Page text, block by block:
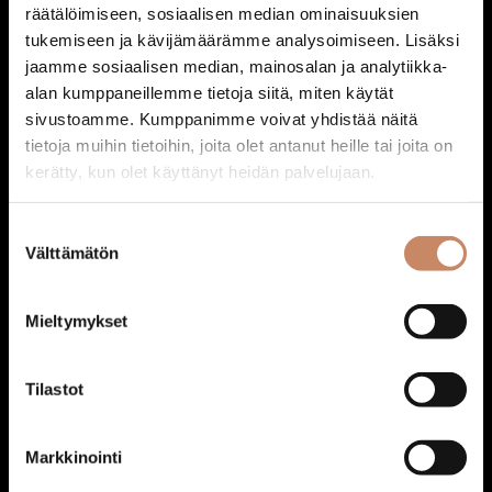
räätälöimiseen, sosiaalisen median ominaisuuksien
tukemiseen ja kävijämäärämme analysoimiseen. Lisäksi
jaamme sosiaalisen median, mainosalan ja analytiikka-
alan kumppaneillemme tietoja siitä, miten käytät
sivustoamme. Kumppanimme voivat yhdistää näitä
tietoja muihin tietoihin, joita olet antanut heille tai joita on
kerätty, kun olet käyttänyt heidän palvelujaan.
valinta
Välttämätön
Mieltymykset
Tilastot
Markkinointi
Ääni: Äänentoistopaketti
140,00